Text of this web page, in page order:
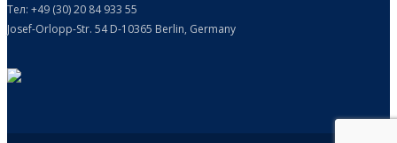
Тел: +49 (30) 20 84 933 55
Josef-Orlopp-Str. 54 D-10365 Berlin, Germany